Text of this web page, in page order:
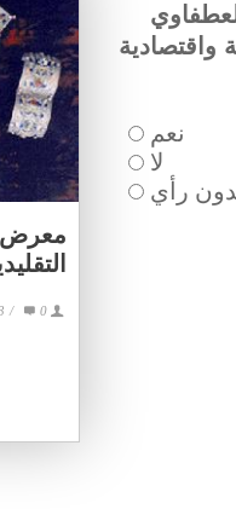
معرض
/ 0
واقتصادية
نعم
لا
رأي